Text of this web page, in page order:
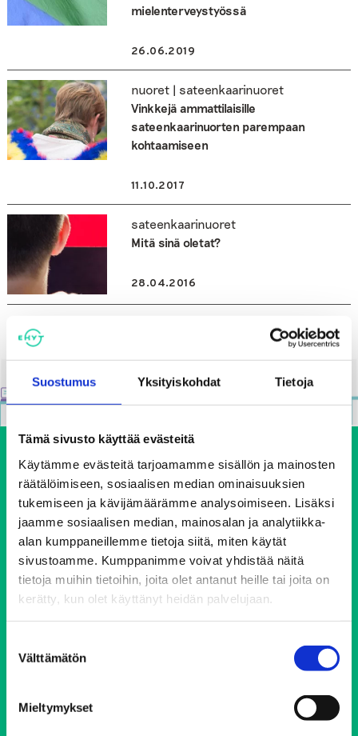
Suostumus Yksityiskohdat Tietoja
Tämä sivusto käyttää evästeitä
Käytämme evästeitä tarjoamamme sisällön ja mainosten
räätälöimiseen, sosiaalisen median ominaisuuksien
tukemiseen ja kävijämäärämme analysoimiseen. Lisäksi
jaamme sosiaalisen median, mainosalan ja analytiikka-
alan kumppaneillemme tietoja siitä, miten käytät
sivustoamme. Kumppanimme voivat yhdistää näitä
tietoja muihin tietoihin, joita olet antanut heille tai joita on
kerätty, kun olet käyttänyt heidän palvelujaan.
valinta
Välttämätön
Mieltymykset
mielenterveystyössä
26.06.2019
nuoret | sateenkaarinuoret
Vinkkejä ammattilaisille
sateenkaarinuorten parempaan
kohtaamiseen
11.10.2017
sateenkaarinuoret
Mitä sinä oletat?
28.04.2016
Ehkäisevä päihdetyö EHYT ry
Keskustoimisto
Elimäenkatu 17-19